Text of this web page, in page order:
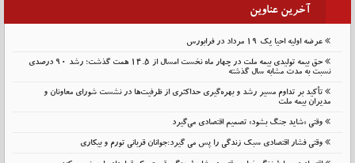
آخرین عناوین
عرضه اولیه احیا یک ۱۹ مرداد در فرابورس
حق بیمه تولیدی بیمه ملت در چهار ماه نخست امسال از 14.5 همت گذشت؛ رشد 90 درصدی
نسبت به مدت مشابه سال گذشته
تأکید بر تداوم مسیر رشد و بهره‌گیری حداکثری از ظرفیت‌ها در نشست شورای معاونان و
مدیران بیمه ملت
وقتی «شاید جنگ بشود» تصمیم اقتصادی می‌گیرد
وقتی فشار اقتصادی سبک زندگی را پس می گیرد:جوانان قربانی تورم و بیکاری